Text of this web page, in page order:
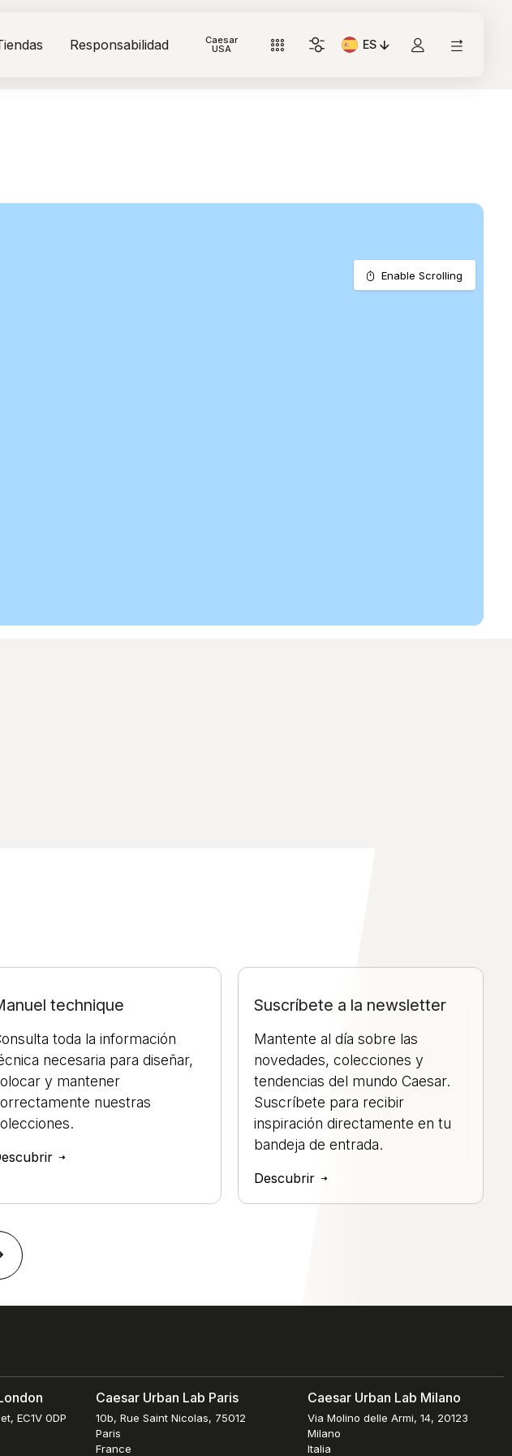
Responsabilidad Caesar
USA ES
Idioma actual: Italiano
Enable Scrolling
technique
toda la información
necesaria para diseñar,
y mantener
nuestras
Suscríbete a la newsletter
Mantente al día sobre las
novedades, colecciones y
tendencias del mundo Caesar.
Suscríbete para recibir
inspiración directamente en tu
bandeja de entrada.
Descubrir
EC1V 0DP
Caesar Urban Lab Paris
10b, Rue Saint Nicolas, 75012
Paris
France
Caesar Urban Lab Milano
Via Molino delle Armi, 14, 20123
Milano
Italia